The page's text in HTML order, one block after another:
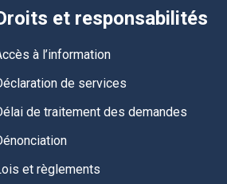
et responsabilités
à l’information
de services
de traitement des demandes
et règlements